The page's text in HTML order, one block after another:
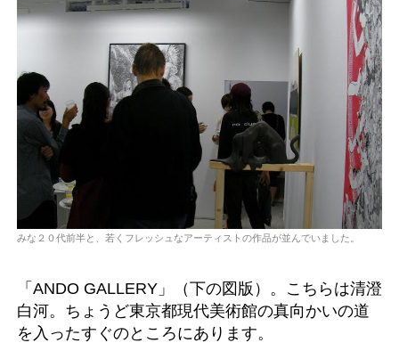
みな２０代前半と、若くフレッシュなアーティストの作品が並んでいました。
「ANDO GALLERY」（下の図版）。こちらは清澄
白河。ちょうど東京都現代美術館の真向かいの道
を入ったすぐのところにあります。